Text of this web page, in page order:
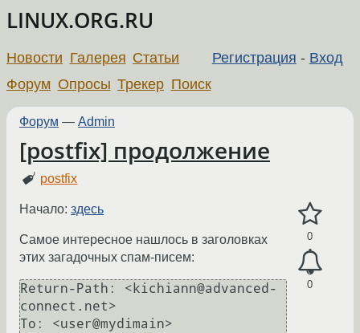
LINUX.ORG.RU
Регистрация - Вход
Новости Галерея Статьи
Форум Опросы Трекер Поиск
Форум — Admin
[postfix] продолжение
postfix
0
0
Начало: здесь
Самое интересное нашлось в заголовках
этих загадочных спам-писем:
Return-Path: <kichiann@advanced-
connect.net>
To: <user@mydimain>